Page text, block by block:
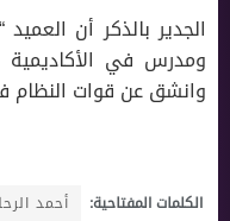
الجدير بالذكر أن
ومدرس في الأكاديمية
وانشق عن قوات النظام في
الكلمات المفتاحية: أحمد